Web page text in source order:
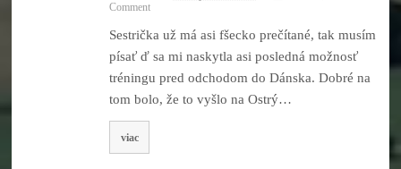
Comment
Sestrička už má asi fšecko prečítané, tak musím
písať ď sa mi naskytla asi posledná možnosť
tréningu pred odchodom do Dánska. Dobré na
tom bolo, že to vyšlo na Ostrý…
viac